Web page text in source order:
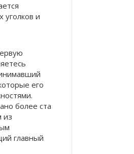
уголков и
его
более ста
из
главный